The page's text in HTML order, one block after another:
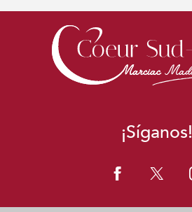
¡Síganos!